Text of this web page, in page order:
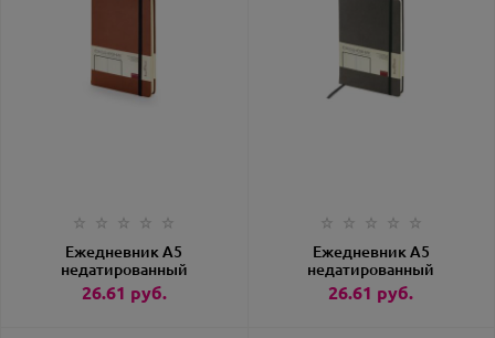
Ежедневник А5
недатированный
«Megapolis Velvet»
светло-коричневый
26.61 руб.
Ежедневник А5
недатированный
«Megapolis Velvet»
серый
26.61 руб.